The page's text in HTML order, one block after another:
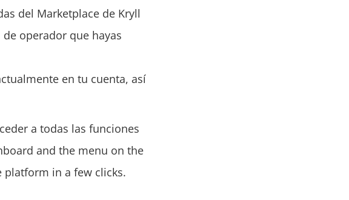
del Marketplace de Kryll
operador que hayas
en tu cuenta, así
a todas las funciones
and the menu on the
platform in a few clicks.